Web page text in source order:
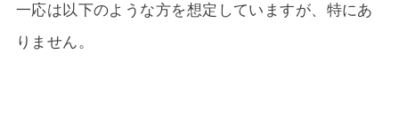
一応は以下のような方を想定していますが、特にあ
りません。